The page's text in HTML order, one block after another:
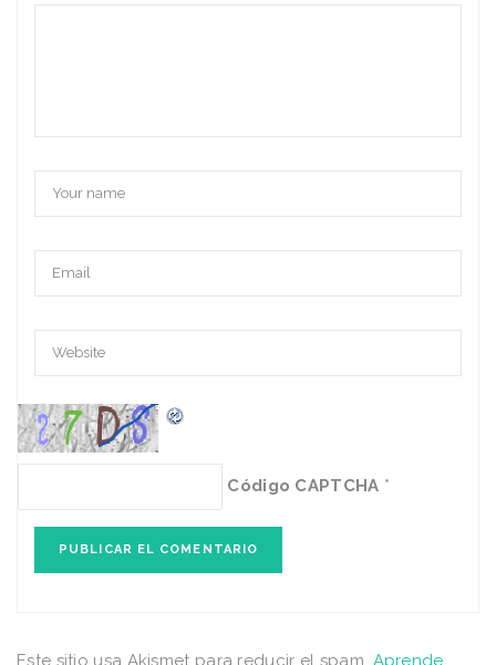
Código CAPTCHA *
Este sitio usa Akismet para reducir el spam. Aprende